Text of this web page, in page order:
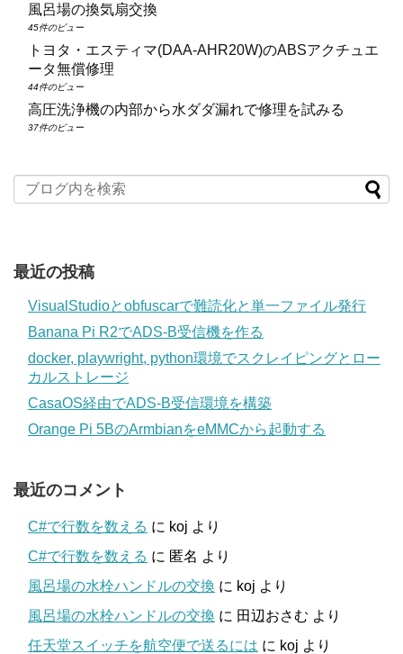
風呂場の換気扇交換
45件のビュー
トヨタ・エスティマ(DAA‑AHR20W)のABSアクチュエ
ータ無償修理
44件のビュー
高圧洗浄機の内部から水ダダ漏れで修理を試みる
37件のビュー
最近の投稿
VisualStudioとobfuscarで難読化と単一ファイル発行
Banana Pi R2でADS-B受信機を作る
docker, playwright, python環境でスクレイピングとロー
カルストレージ
CasaOS経由でADS-B受信環境を構築
Orange Pi 5BのArmbianをeMMCから起動する
最近のコメント
C#で行数を数える に koj より
C#で行数を数える に 匿名 より
風呂場の水栓ハンドルの交換 に koj より
風呂場の水栓ハンドルの交換 に 田辺おさむ より
任天堂スイッチを航空便で送るには に koj より